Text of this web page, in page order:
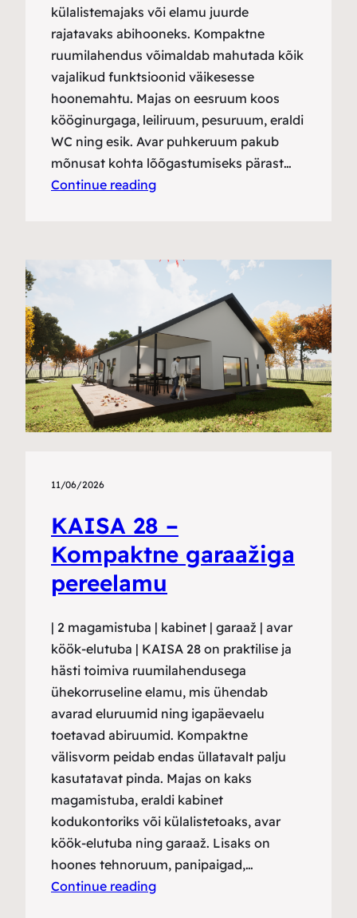
külalistemajaks või elamu juurde
rajatavaks abihooneks. Kompaktne
ruumilahendus võimaldab mahutada kõik
vajalikud funktsioonid väikesesse
hoonemahtu. Majas on eesruum koos
kööginurgaga, leiliruum, pesuruum, eraldi
WC ning esik. Avar puhkeruum pakub
mõnusat kohta lõõgastumiseks pärast…
Continue reading
11/06/2026
KAISA 28 –
Kompaktne garaažiga
pereelamu
| 2 magamistuba | kabinet | garaaž | avar
köök-elutuba | KAISA 28 on praktilise ja
hästi toimiva ruumilahendusega
ühekorruseline elamu, mis ühendab
avarad eluruumid ning igapäevaelu
toetavad abiruumid. Kompaktne
välisvorm peidab endas üllatavalt palju
kasutatavat pinda. Majas on kaks
magamistuba, eraldi kabinet
kodukontoriks või külalistetoaks, avar
köök-elutuba ning garaaž. Lisaks on
hoones tehnoruum, panipaigad,…
Continue reading